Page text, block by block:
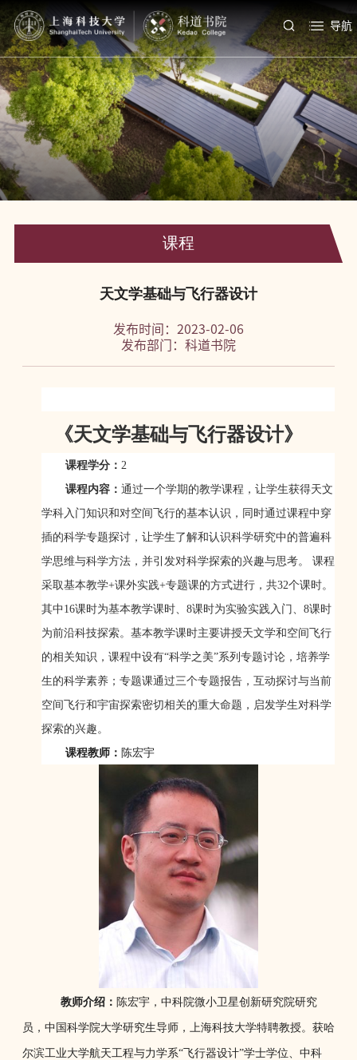
导航
课程
天文学基础与飞行器设计
发布时间：2023-02-06
发布部门：科道书院
《天文学基础与飞行器设计》
课程学分： 2
课程内容： 通过一个学期的教学课程，让学生获得天文
学科入门知识和对空间飞行的基本认识，同时通过课程中穿
插的科学专题探讨，让学生了解和认识科学研究中的普遍科
学思维与科学方法，并引发对科学探索的兴趣与思考。 课程
采取基本教学+课外实践+专题课的方式进行，共32个课时。
其中16课时为基本教学课时、8课时为实验实践入门、8课时
为前沿科技探索。基本教学课时主要讲授天文学和空间飞行
的相关知识，课程中设有“科学之美”系列专题讨论，培养学
生的科学素养；专题课通过三个专题报告，互动探讨与当前
空间飞行和宇宙探索密切相关的重大命题，启发学生对科学
探索的兴趣。
课程教师： 陈宏宇
教师介绍： 陈宏宇，中科院微小卫星创新研究院研究
员，中国科学院大学研究生导师，上海科技大学特聘教授。获哈
尔滨工业大学航天工程与力学系“飞行器设计”学士学位、中科